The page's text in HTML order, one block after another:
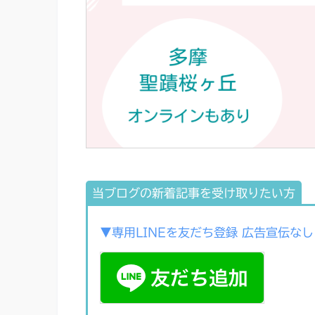
当ブログの新着記事を受け取りたい方
▼専用LINEを友だち登録 広告宣伝な